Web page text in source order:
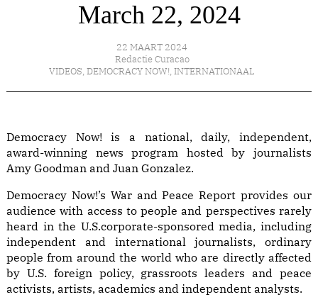
March 22, 2024
22 MAART 2024
Redactie Curacao
VIDEOS, DEMOCRACY NOW!, INTERNATIONAAL
Democracy Now! is a national, daily, independent,
award-winning news program hosted by journalists
Amy Goodman and Juan Gonzalez.
Democracy Now!’s War and Peace Report provides our
audience with access to people and perspectives rarely
heard in the U.S.corporate-sponsored media, including
independent and international journalists, ordinary
people from around the world who are directly affected
by U.S. foreign policy, grassroots leaders and peace
activists, artists, academics and independent analysts.